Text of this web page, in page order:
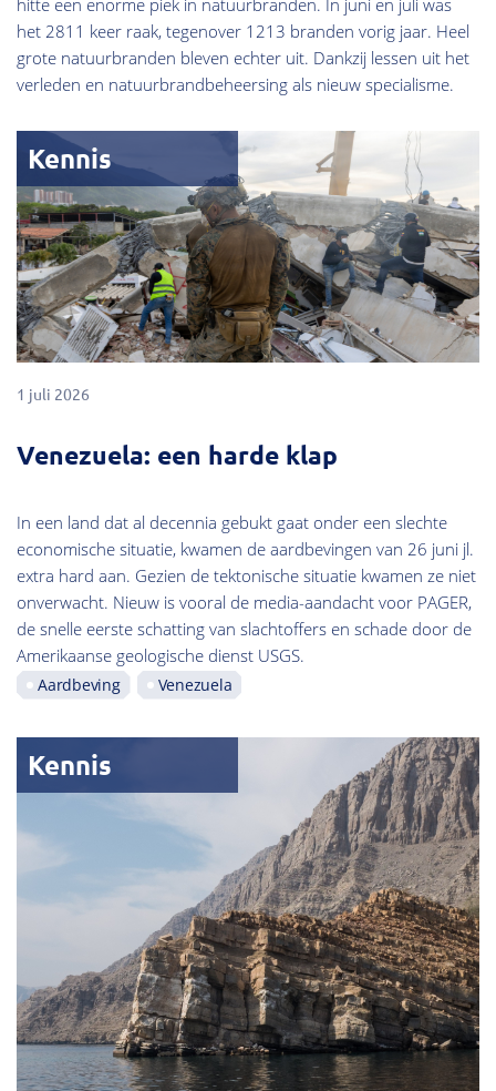
hitte een enorme piek in natuurbranden. In juni en juli was
het 2811 keer raak, tegenover 1213 branden vorig jaar. Heel
grote natuurbranden bleven echter uit. Dankzij lessen uit het
verleden en natuurbrandbeheersing als nieuw specialisme.
Kennis
1 juli 2026
Venezuela: een harde klap
In een land dat al decennia gebukt gaat onder een slechte
economische situatie, kwamen de aardbevingen van 26 juni jl.
extra hard aan. Gezien de tektonische situatie kwamen ze niet
onverwacht. Nieuw is vooral de media-aandacht voor PAGER,
de snelle eerste schatting van slachtoffers en schade door de
Amerikaanse geologische dienst USGS.
Aardbeving Venezuela
Kennis